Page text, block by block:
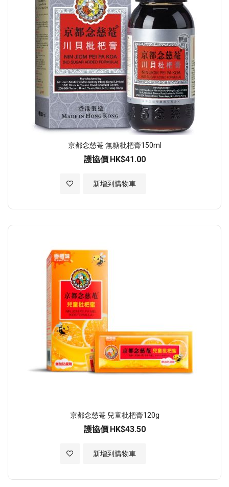
京都念慈菴 無糖枇杷膏150ml
護協價 HK$41.00
新增到購物車
加入至願望清單
京都念慈菴 兒童枇杷膏120g
護協價 HK$43.50
新增到購物車
加入至願望清單